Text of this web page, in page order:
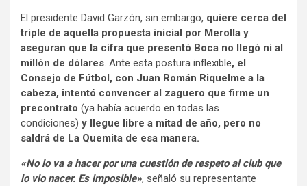
El presidente David Garzón, sin embargo, quiere cerca del
triple de aquella propuesta inicial por Merolla y
aseguran que la cifra que presentó Boca no llegó ni al
millón de dólares. Ante esta postura inflexible, el
Consejo de Fútbol, con Juan Román Riquelme a la
cabeza, intentó convencer al zaguero que firme un
precontrato (ya había acuerdo en todas las
condiciones) y llegue libre a mitad de año, pero no
saldrá de La Quemita de esa manera.
«No lo va a hacer por una cuestión de respeto al club que
lo vio nacer. Es imposible», señaló su representante